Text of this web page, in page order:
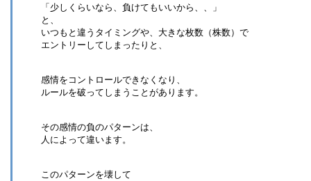
「少しくらいなら、負けてもいいから、、」
と、
いつもと違うタイミングや、大きな枚数（株数）で
エントリーしてしまったりと、
感情をコントロールできなくなり、
ルールを破ってしまうことがあります。
その感情の負のパターンは、
人によって違います。
このパターンを壊して